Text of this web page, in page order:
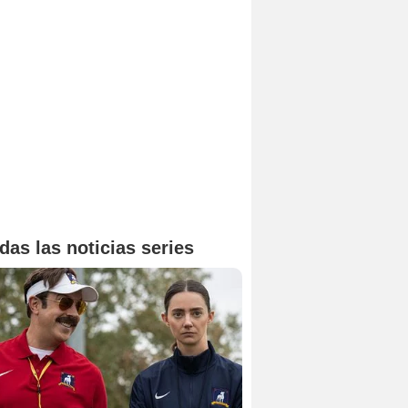
las noticias series